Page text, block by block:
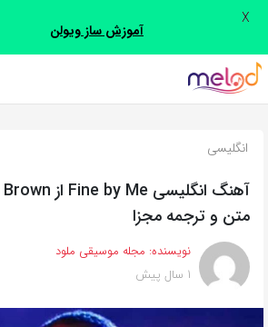
اشتراک
با
روش‌های
زیر
این
صفحه
را
انگلیسی
متن و ترجمه مجزا
نویسنده: مجله موسیقی ملود
1 سال پیش
آموزش ساز ویولن
X